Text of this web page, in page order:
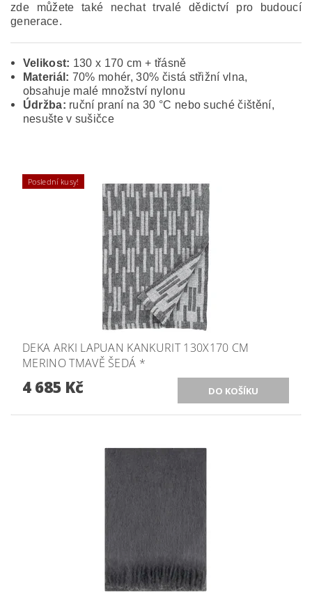
zde můžete také nechat trvalé dědictví pro budoucí
generace.
Velikost: 130 x 170 cm + třásně
Materiál: 70% mohér, 30% čistá střižní vlna,
obsahuje malé množství nylonu
Údržba: ruční praní na 30 °C nebo suché čištění,
nesušte v sušičce
Poslední kusy!
DEKA ARKI LAPUAN KANKURIT 130X170 CM
MERINO TMAVĚ ŠEDÁ *
4 685 Kč